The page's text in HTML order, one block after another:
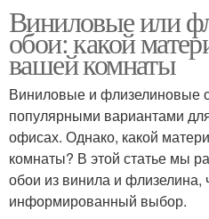
Виниловые или
обои: какой
вашей комнаты
Виниловые и флизелиновые
популярными вариантами
офисах. Однако, какой
комнаты? В этой статье мы
обои из винила и флизелина,
информированный выбор.